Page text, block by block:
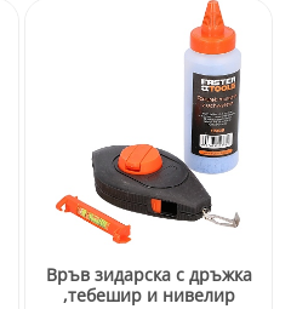
Връв зидарска с дръжка
,тебешир и нивелир